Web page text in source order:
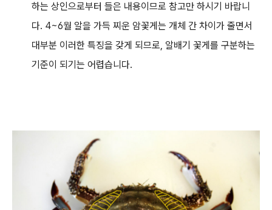
하는 상인으로부터 들은 내용이므로 참고만 하시기 바랍니
다. 4~6월 알을 가득 찌운 암꽃게는 개체 간 차이가 줄면서
대부분 이러한 특징을 갖게 되므로, 알배기 꽃게를 구분하는
기준이 되기는 어렵습니다.